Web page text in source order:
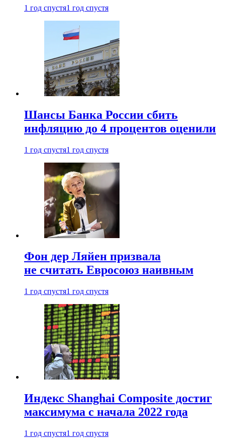
1 год спустя1 год спустя
Шансы Банка России сбить
инфляцию до 4 процентов оценили
1 год спустя1 год спустя
Фон дер Ляйен призвала
не считать Евросоюз наивным
1 год спустя1 год спустя
Индекс Shanghai Composite достиг
максимума с начала 2022 года
1 год спустя1 год спустя